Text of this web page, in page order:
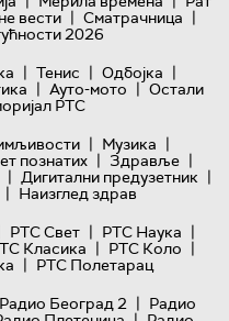
вести | Сматрачница |
2026
| Тенис | Одбојка |
| Ауто-мото | Остали
РТС
| Музика |
познатих | Здравље |
| Дигитални предузетник |
| Наизглед здрав
РТС Свет | РТС Наука |
Класика | РТС Коло |
| РТС Полетарац
Радио Београд 2 | Радио